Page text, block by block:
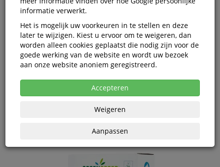
Vaatwasser-reiniging
Vaatwastabletten Greenspeed All
In One 100 stuks
Korting vanaf aankoop 2 eenheden, zieprijsoverzicht
informatie verwerkt.
Het is mogelijk uw voorkeuren in te stellen en deze
later te wijzigen. Kiest u ervoor om te weigeren, dan
worden alleen cookies geplaatst die nodig zijn voor de
goede werking van de website en wordt uw bezoek
aan onze website anoniem geregistreerd.
Accepteren
Weigeren
Aanpassen